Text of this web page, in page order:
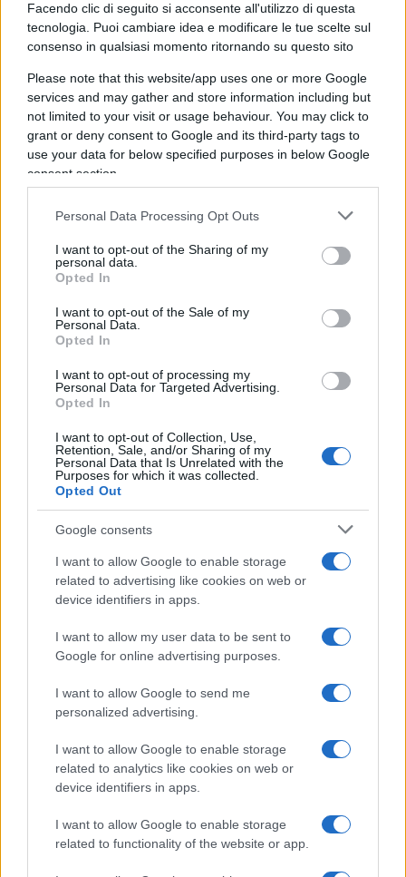
Facendo clic di seguito si acconsente all'utilizzo di questa
tecnologia. Puoi cambiare idea e modificare le tue scelte sul
consenso in qualsiasi momento ritornando su questo sito
Please note that this website/app uses one or more Google
services and may gather and store information including but
not limited to your visit or usage behaviour. You may click to
grant or deny consent to Google and its third-party tags to
use your data for below specified purposes in below Google
consent section.
Personal Data Processing Opt Outs
I want to opt-out of the Sharing of my
personal data.
Opted In
I want to opt-out of the Sale of my
Personal Data.
Opted In
I want to opt-out of processing my
Personal Data for Targeted Advertising.
Opted In
I want to opt-out of Collection, Use,
Retention, Sale, and/or Sharing of my
Personal Data that Is Unrelated with the
Purposes for which it was collected.
Opted Out
Google consents
I want to allow Google to enable storage
related to advertising like cookies on web or
device identifiers in apps.
I want to allow my user data to be sent to
Google for online advertising purposes.
I want to allow Google to send me
personalized advertising.
I want to allow Google to enable storage
related to analytics like cookies on web or
device identifiers in apps.
I want to allow Google to enable storage
related to functionality of the website or app.
territori.
L’eliminazione fisica appare oggettivamente
impraticabile.Possibile lo strumento bellico. Gli
USA si sono formati anche con le conquiste
armate (New Mexico, California, Nevada, Utah e
altri). L’acquisto non sarebbe un’eccezione.
Particolare poco conosciuto: gli Stati Uniti sono
costituiti per oltre il 60% da territori comprati e
negoziati. Fra i venditori anche la Danimarca (isole
Vergini), la Russia (Alaska), la Francia di
Napoleone bisognosa di fondi per le guerre del
Bonaparte (la fascia centrale dal Mexico al
Gli USA oggi sono capofila del North Atlantic
Treaty Organization (NATO), un’alleanza politico-
militare di difesa collettivatra paesi del Nord
America e dell’Europa, basata sul principio di
difesa comune, dove un attacco a uno è un
attacco a tutti, come dice il Trattato. Succede che
l’attacco alla Danimarca con minaccia concreta di
intervento bellico, provenga dalla principale
potenza che ha il comando permanente delle
forze NATO deputate alla difesa dei paesi membri
come la Danimarca.
Cioè gli USA sono aggressori e difensori
dell’aggredito. In questo contesto contraddittorio
e scompaginatosono saltati tutti i parametri
Non ci sono più protetti e protettori, ma potenze
imperiali che pretendono di ampliare il proprio